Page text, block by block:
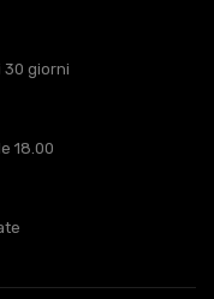
giorni
18.00